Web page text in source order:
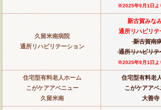
※2025年9月1日よ
久留米南病院
通所リハビリテーション
新古賀みな
通所リハビリテ
新古賀南
通所リハビリ
※2025年9月1日よ
住宅型有料老人ホーム
こがケアアベニュー
久留米南
住宅型有料老
こがケアア
大善寺